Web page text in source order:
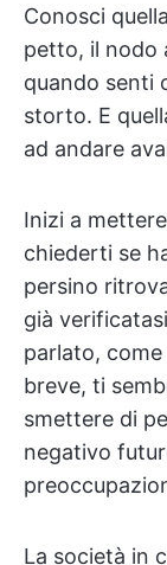
Conosci
petto, il nodo
quando senti
storto. E
ad andare
Inizi a
chiederti se
persino
già
parlato,
breve, ti
smettere di
negativo
La società in